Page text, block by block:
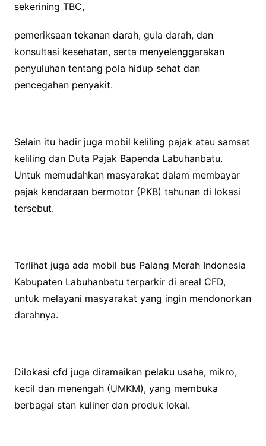
sekerining TBC,
pemeriksaan tekanan darah, gula darah, dan
konsultasi kesehatan, serta menyelenggarakan
penyuluhan tentang pola hidup sehat dan
pencegahan penyakit.
Selain itu hadir juga mobil keliling pajak atau samsat
keliling dan Duta Pajak Bapenda Labuhanbatu.
Untuk memudahkan masyarakat dalam membayar
pajak kendaraan bermotor (PKB) tahunan di lokasi
tersebut.
Terlihat juga ada mobil bus Palang Merah Indonesia
Kabupaten Labuhanbatu terparkir di areal CFD,
untuk melayani masyarakat yang ingin mendonorkan
darahnya.
Dilokasi cfd juga diramaikan pelaku usaha, mikro,
kecil dan menengah (UMKM), yang membuka
berbagai stan kuliner dan produk lokal.